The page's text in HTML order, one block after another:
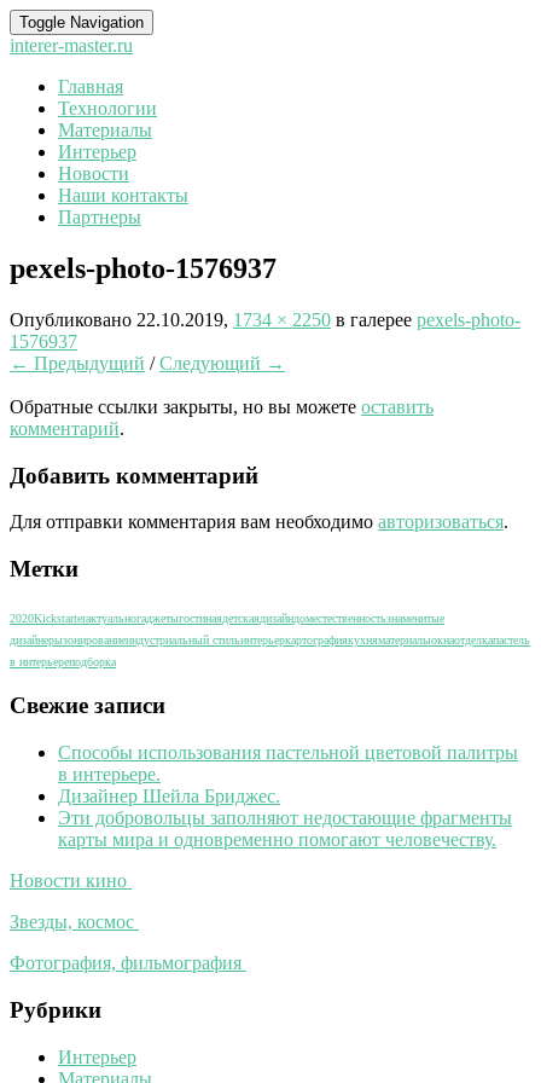
Toggle Navigation
interer-master.ru
Главная
Технологии
Материалы
Интерьер
Новости
Наши контакты
Партнеры
pexels-photo-1576937
Опубликовано 22.10.2019, 1734 × 2250 в галерее pexels-photo-
1576937
← Предыдущий /Следующий →
Обратные ссылки закрыты, но вы можете оставить
комментарий.
Добавить комментарий
Для отправки комментария вам необходимо авторизоваться.
Метки
2020Kickstarterактуальногаджетыгостинаядетскаядизайндоместественностьзнаменитые
дизайнерызонированиеиндустриальный стильинтерьеркартографиякухняматериалыокнаотделкапастель
в интерьереподборка
Свежие записи
Способы использования пастельной цветовой палитры
в интерьере.
Дизайнер Шейла Бриджес.
Эти добровольцы заполняют недостающие фрагменты
карты мира и одновременно помогают человечеству.
Новости кино
Звезды, космос
Фотография, фильмография
Рубрики
Интерьер
Материалы